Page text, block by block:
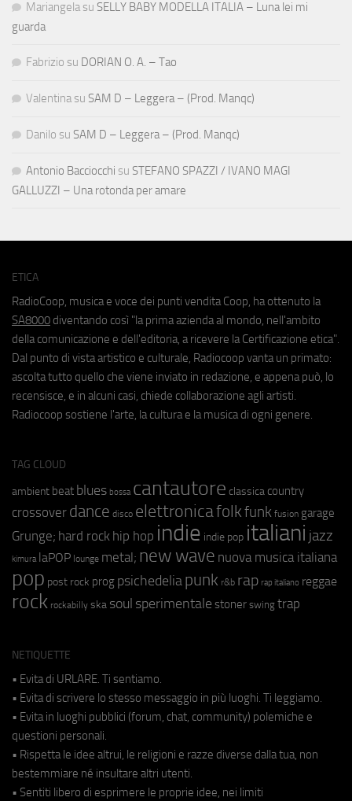
Mariangela su SELLY BABY MODELLA ITALIA – Luna lei mi
guarda
Fabrizio su DORIAN O. A. – Tao
Valentina su SAM D – Leggera – (Prod. Manqc)
Danilo su SAM D – Leggera – (Prod. Manqc)
Antonio Bacciocchi su STEFANO SPAZZI / IVANO MAGI
GALLUZZI – Una rotonda per amare
ETICA
RadioCoop, musica e voce dei punti vendita Coop, ha ottenuto la
SA8000 diventando così "la prima azienda al mondo, nell'ambito
della comunicazione e dell'editoria, a ricevere la Certificazione etica".
Dal punto di vista artistico e culturale, Radiocoop vanta un primato:
ascolta tutto quello che viene inviato in redazione, e appena può, lo
recensisce, e in alcuni casi, chiede collaborazione agli artisti.
Radiocoop sostiene l'arte, la cultura e la musica di ogni genere.
TAG CLOUD
ambient beat blues bossa cantautore classica country
crossover dance disco elettronicafolkfunk fusion garage
Grunge; hard rock hip hop indie indie pop italiani jazz
kimura laPOP lounge metal; new wave nuova musica italiana
pop post rock prog psichedeliapunk r&b rap rap italiano reggae
rock rockabilly ska soul sperimentale stoner swing trap
NETIQUETTE
• Evita di URLARE. Ti sentiamo.
• Evita di scrivere lo stesso messaggio in più luoghi. Ti leggiamo.
• Evita in luoghi pubblici (forum, chat, community) polemiche e
questioni personali.
• Rispetta le idee altrui, le religioni e razze diverse dalla tua, non
bestemmiare né insultare altri utenti.
• Sentiti libero di esprimere le proprie idee, nei limiti